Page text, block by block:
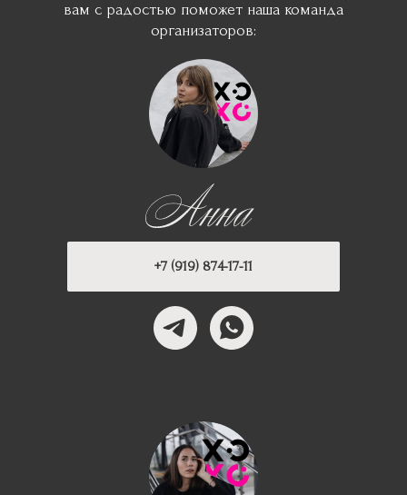
+7 (919) 874-17-11
вам с радостью поможет наша команда
организаторов: